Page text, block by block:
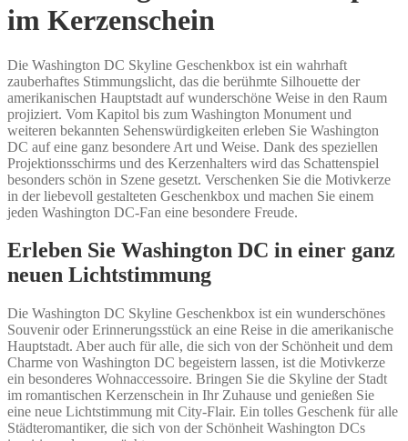
im Kerzenschein
Die Washington DC Skyline Geschenkbox ist ein wahrhaft
zauberhaftes Stimmungslicht, das die berühmte Silhouette der
amerikanischen Hauptstadt auf wunderschöne Weise in den Raum
projiziert. Vom Kapitol bis zum Washington Monument und
weiteren bekannten Sehenswürdigkeiten erleben Sie Washington
DC auf eine ganz besondere Art und Weise. Dank des speziellen
Projektionsschirms und des Kerzenhalters wird das Schattenspiel
besonders schön in Szene gesetzt. Verschenken Sie die Motivkerze
in der liebevoll gestalteten Geschenkbox und machen Sie einem
jeden Washington DC-Fan eine besondere Freude.
Erleben Sie Washington DC in einer ganz
neuen Lichtstimmung
Die Washington DC Skyline Geschenkbox ist ein wunderschönes
Souvenir oder Erinnerungsstück an eine Reise in die amerikanische
Hauptstadt. Aber auch für alle, die sich von der Schönheit und dem
Charme von Washington DC begeistern lassen, ist die Motivkerze
ein besonderes Wohnaccessoire. Bringen Sie die Skyline der Stadt
im romantischen Kerzenschein in Ihr Zuhause und genießen Sie
eine neue Lichtstimmung mit City-Flair. Ein tolles Geschenk für alle
Städteromantiker, die sich von der Schönheit Washington DCs